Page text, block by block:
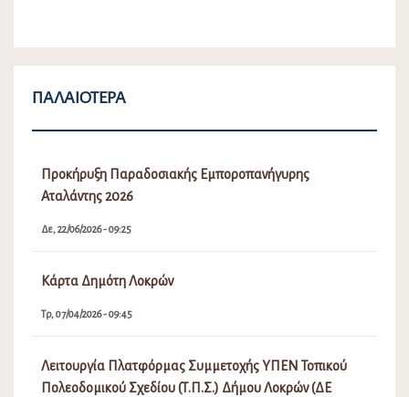
ΠΑΛΑΙΌΤΕΡΑ
Προκήρυξη Παραδοσιακής Εμποροπανήγυρης
Αταλάντης 2026
Δε, 22/06/2026 - 09:25
Κάρτα Δημότη Λοκρών
Τρ, 07/04/2026 - 09:45
Λειτουργία Πλατφόρμας Συμμετοχής ΥΠΕΝ Τοπικού
Πολεοδομικού Σχεδίου (Τ.Π.Σ.) Δήμου Λοκρών (ΔΕ